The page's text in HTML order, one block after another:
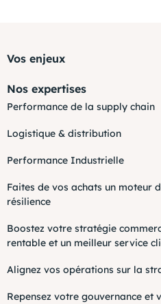
Vos enjeux
Nos expertises
Performance de la supply chain
Logistique & distribution
Performance Industrielle
Faites de vos achats un moteur
résilience
Boostez votre stratégie
rentable et un meilleur service
Alignez vos opérations sur la
Repensez votre gouvernance